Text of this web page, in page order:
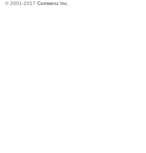
© 2001-2017 Comsenz Inc.